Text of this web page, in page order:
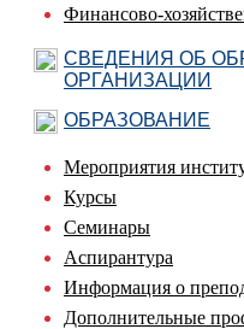
Финансово-
СВЕДЕНИЯ ОБ
ОРГАНИЗАЦИИ
ОБРАЗОВАНИЕ
Мероприятия
Курсы
Семинары
Аспирантура
Информация о
Дополнительные